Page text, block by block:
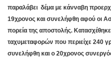
παραλάβει δέμα με κάνναβη
19χρονος και συνελήφθη αφού οι
πορεία της αποστολής.
ταχυμεταφορών που περιείχε 240
συνελήφθη και ο 20χρονος